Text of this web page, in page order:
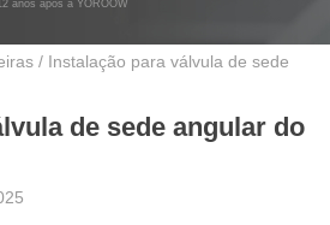
anos após a YOROOW
/ Instalação para válvula de sede
de sede angular do